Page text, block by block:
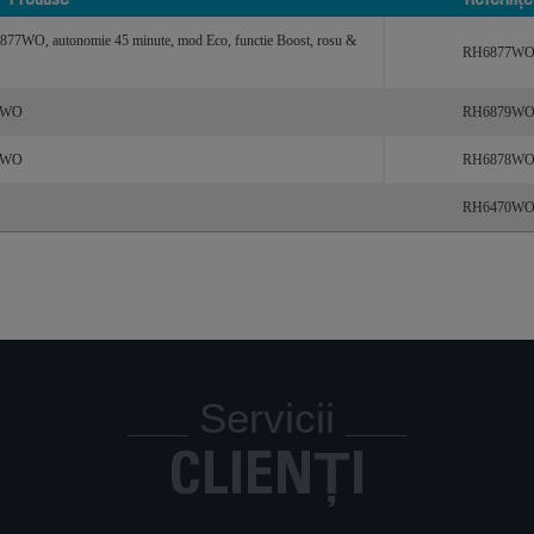
autonomie 45 minute, mod Eco, functie Boost, rosu &
RH6877WO
RH6879WO
RH6878WO
RH6470WO
Servicii
CLIENȚI